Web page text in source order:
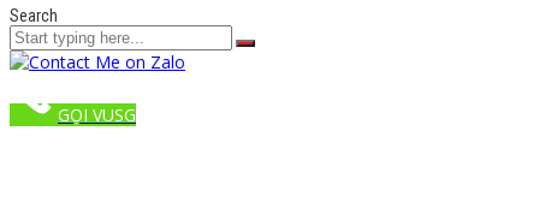
Search
GỌI VUSG